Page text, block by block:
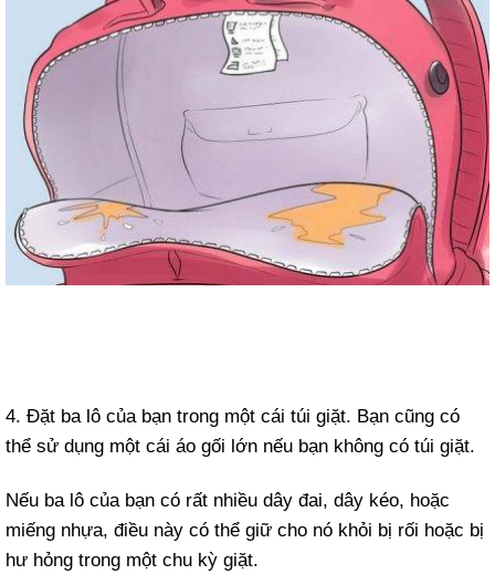
4. Đặt ba lô của bạn trong một cái túi giặt. Bạn cũng có
thể sử dụng một cái áo gối lớn nếu bạn không có túi giặt.
Nếu ba lô của bạn có rất nhiều dây đai, dây kéo, hoặc
miếng nhựa, điều này có thể giữ cho nó khỏi bị rối hoặc bị
hư hỏng trong một chu kỳ giặt.